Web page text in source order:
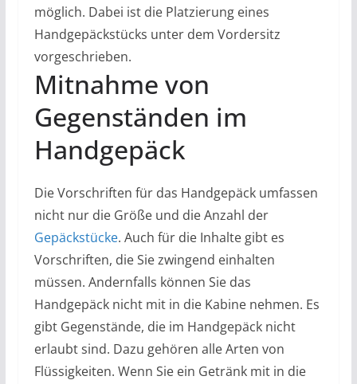
möglich. Dabei ist die Platzierung eines
Handgepäckstücks unter dem Vordersitz
vorgeschrieben.
Mitnahme von
Gegenständen im
Handgepäck
Die Vorschriften für das Handgepäck umfassen
nicht nur die Größe und die Anzahl der
Gepäckstücke. Auch für die Inhalte gibt es
Vorschriften, die Sie zwingend einhalten
müssen. Andernfalls können Sie das
Handgepäck nicht mit in die Kabine nehmen. Es
gibt Gegenstände, die im Handgepäck nicht
erlaubt sind. Dazu gehören alle Arten von
Flüssigkeiten. Wenn Sie ein Getränk mit in die